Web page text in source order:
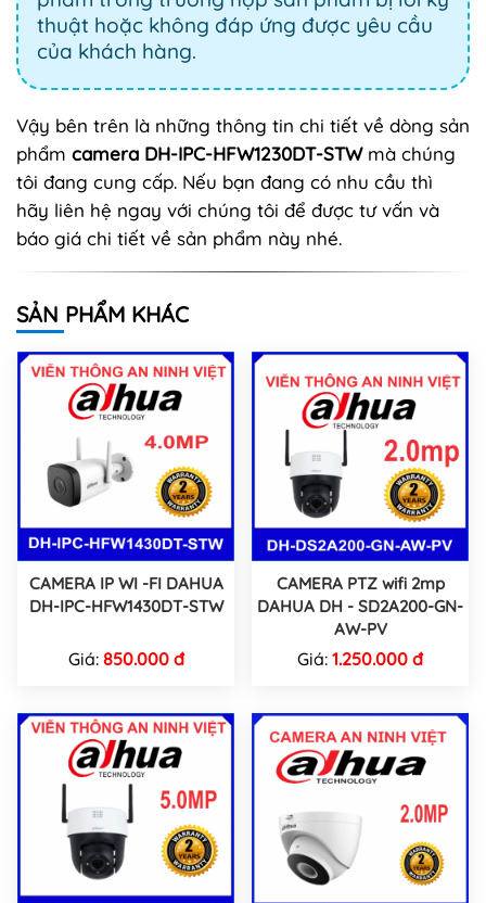
thuật hoặc không đáp ứng được yêu cầu
của khách hàng.
Vậy bên trên là những thông tin chi tiết về dòng sản
phẩm camera DH-IPC-HFW1230DT-STWmà chúng
tôi đang cung cấp. Nếu bạn đang có nhu cầu thì
hãy liên hệ ngay với chúng tôi để được tư vấn và
báo giá chi tiết về sản phẩm này nhé.
SẢN PHẨM KHÁC
CAMERA IP WI -FI DAHUA
DH-IPC-HFW1430DT-STW
Giá: 850.000 đ
CAMERA PTZ wifi 2mp
DAHUA DH - SD2A200-GN-
AW-PV
Giá: 1.250.000 đ